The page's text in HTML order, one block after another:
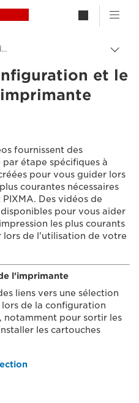
Canon Logo, back to
entre
les
Vidéos sur la configuration de l'imprimante PIXMA TR7540
et le
fournissent des
étape spécifiques à
pour vous guider lors
courantes nécessaires
Des vidéos de
pour vous aider
les plus courants
lors de l'utilisation de votre
l'imprimante
liens vers une sélection
de la configuration
pour sortir les
les cartouches